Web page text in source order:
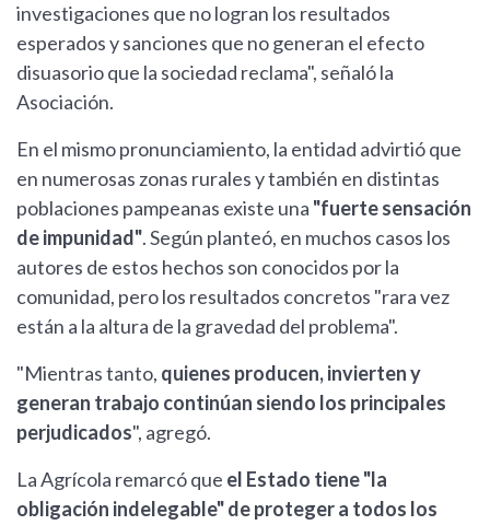
investigaciones que no logran los resultados
esperados y sanciones que no generan el efecto
disuasorio que la sociedad reclama", señaló la
Asociación.
En el mismo pronunciamiento, la entidad advirtió que
en numerosas zonas rurales y también en distintas
poblaciones pampeanas existe una "fuerte sensación
de impunidad". Según planteó, en muchos casos los
autores de estos hechos son conocidos por la
comunidad, pero los resultados concretos "rara vez
están a la altura de la gravedad del problema".
"Mientras tanto, quienes producen, invierten y
generan trabajo continúan siendo los principales
perjudicados", agregó.
La Agrícola remarcó que el Estado tiene "la
obligación indelegable" de proteger a todos los